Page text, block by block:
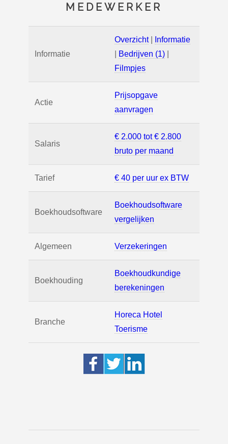
MEDEWERKER
Informatie
Overzicht|
Informatie
Bedrijven (1)
Filmpjes
Actie
Prijsopgave
aanvragen
Salaris
€ 2.000 tot € 2.800
bruto per maand
Tarief € 40 per uur ex BTW
Boekhoudsoftware
Boekhoudsoftware
vergelijken
Algemeen Verzekeringen
Boekhouding
Boekhoudkundige
berekeningen
Branche
Horeca Hotel
Toerisme